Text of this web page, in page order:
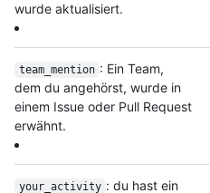
wurde aktualisiert.
team_mention : Ein Team,
dem du angehörst, wurde in
einem Issue oder Pull Request
erwähnt.
your_activity : du hast ein